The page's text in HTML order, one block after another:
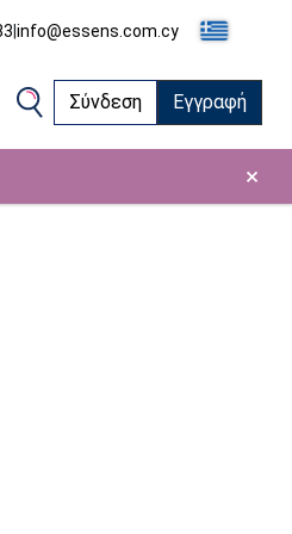
|info@essens.com.cy
Σύνδεση Εγγραφή
×